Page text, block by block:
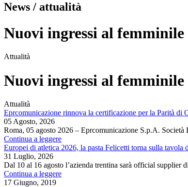
News / attualità
Nuovi ingressi al
Attualità
Nuovi ingressi al
Attualità
Eprcomunicazione rinnova la certificazione per la Parità di
05 Agosto, 2026
Roma, 05 agosto 2026 – Eprcomunicazione S.p.A.
Continua a leggere
Europei di atletica 2026, la pasta Felicetti torna sulla tavola
31 Luglio, 2026
Dal 10 al 16 agosto l’azienda trentina sarà official supplier
Continua a leggere
17 Giugno, 2019